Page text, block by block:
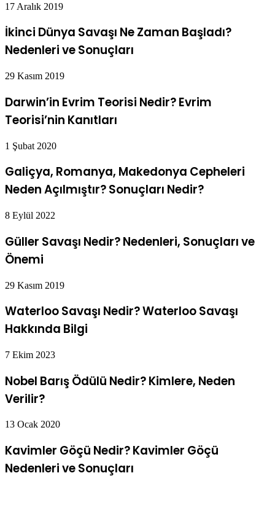
17 Aralık 2019
İkinci Dünya Savaşı Ne Zaman Başladı?
Nedenleri ve Sonuçları
29 Kasım 2019
Darwin’in Evrim Teorisi Nedir? Evrim
Teorisi’nin Kanıtları
1 Şubat 2020
Galiçya, Romanya, Makedonya Cepheleri
Neden Açılmıştır? Sonuçları Nedir?
8 Eylül 2022
Güller Savaşı Nedir? Nedenleri, Sonuçları ve
Önemi
29 Kasım 2019
Waterloo Savaşı Nedir? Waterloo Savaşı
Hakkında Bilgi
7 Ekim 2023
Nobel Barış Ödülü Nedir? Kimlere, Neden
Verilir?
13 Ocak 2020
Kavimler Göçü Nedir? Kavimler Göçü
Nedenleri ve Sonuçları